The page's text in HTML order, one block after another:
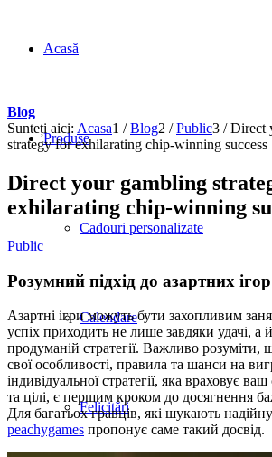
Acasă
Produse
Cadouri personalizate
Calendare
Felicitări
Blog
Sunteți aici: Acasa1 / Blog2 / Public3 / Direct
strategy for exhilarating chip-winning success
Direct your gambling
exhilarating chip-winning
Public
Розумний підхід до азартних
Азартні ігри можуть бути захопливим
успіх приходить не лише завдяки удачі, а
продуманій стратегії. Важливо розуміти,
свої особливості, правила та шанси на
індивідуальної стратегії, яка враховує
та цілі, є першим кроком до досягнення
Для багатьох гравців, які шукають
peachygames пропонує саме такий досвід.